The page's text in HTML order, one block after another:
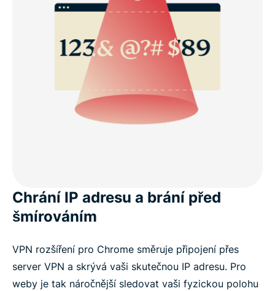
Chrání IP adresu a brání před
šmírováním
VPN rozšíření pro Chrome směruje připojení přes
server VPN a skrývá vaši skutečnou IP adresu. Pro
weby je tak náročnější sledovat vaši fyzickou polohu